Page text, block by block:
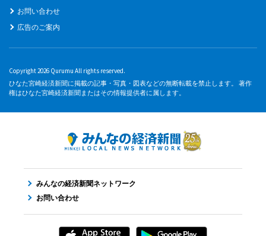
お問い合わせ
広告のご案内
Copyright 2026 Qurumu All rights reserved.
ひなた宮崎経済新聞に掲載の記事・写真・図表などの無断転載を禁止します。 著作
権はひなた宮崎経済新聞またはその情報提供者に属します。
みんなの経済新聞ネットワーク
お問い合わせ